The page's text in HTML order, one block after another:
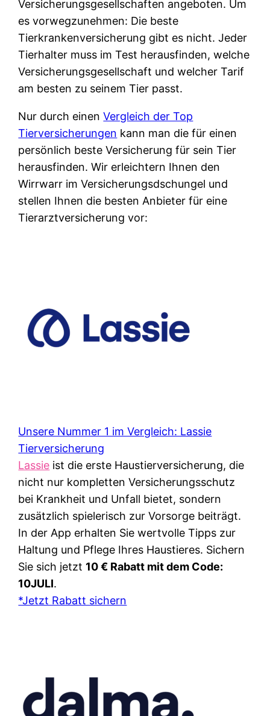
Versicherungsgesellschaften angeboten. Um
es vorwegzunehmen: Die beste
Tierkrankenversicherung gibt es nicht. Jeder
Tierhalter muss im Test herausfinden, welche
Versicherungsgesellschaft und welcher Tarif
am besten zu seinem Tier passt.
Nur durch einenVergleich der Top
Tierversicherungen kann man die für einen
persönlich beste Versicherung für sein Tier
herausfinden. Wir erleichtern Ihnen den
Wirrwarr im Versicherungsdschungel und
stellen Ihnen die besten Anbieter für eine
Tierarztversicherung vor:
Unsere Nummer 1 im Vergleich: Lassie
Tierversicherung
Lassie ist die erste Haustierversicherung, die
nicht nur kompletten Versicherungsschutz
bei Krankheit und Unfall bietet, sondern
zusätzlich spielerisch zur Vorsorge beiträgt.
In der App erhalten Sie wertvolle Tipps zur
Haltung und Pflege Ihres Haustieres. Sichern
Sie sich jetzt 10 € Rabatt mit dem Code:
10JULI.
*Jetzt Rabatt sichern